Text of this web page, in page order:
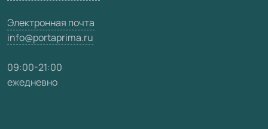
Электронная почта
info@portaprima.ru
09:00-21:00
ежедневно